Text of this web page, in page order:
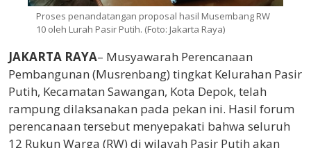
Proses penandatangan proposal hasil Musembang RW
10 oleh Lurah Pasir Putih. (Foto: Jakarta Raya)
JAKARTA RAYA– Musyawarah Perencanaan
Pembangunan (Musrenbang) tingkat Kelurahan Pasir
Putih, Kecamatan Sawangan, Kota Depok, telah
rampung dilaksanakan pada pekan ini. Hasil forum
perencanaan tersebut menyepakati bahwa seluruh
12 Rukun Warga (RW) di wilayah Pasir Putih akan